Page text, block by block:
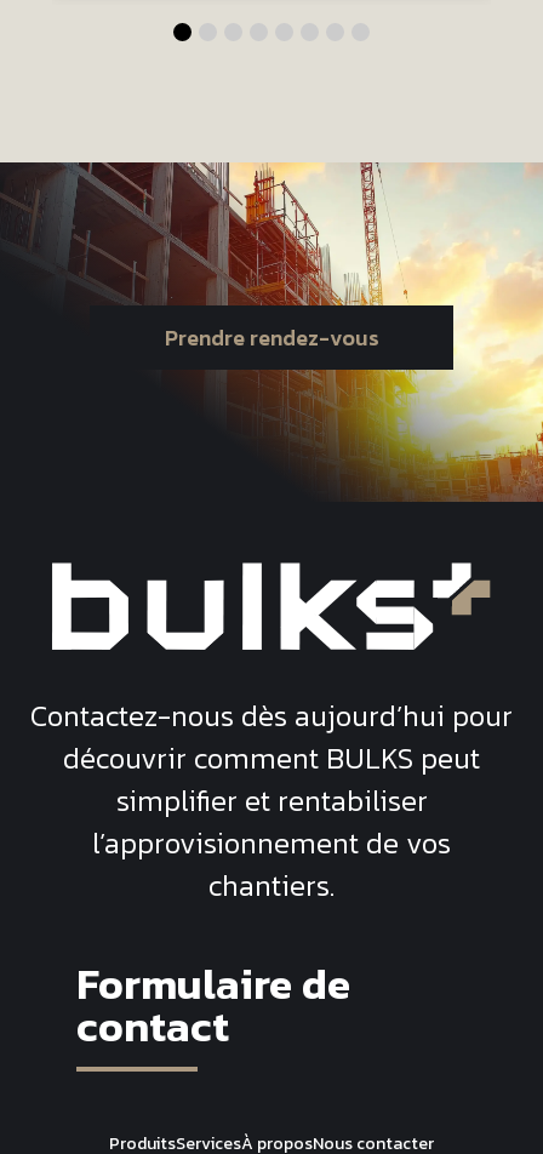
Prendre rendez-vous
Contactez-nous dès aujourd’hui pour
découvrir comment BULKS peut
simplifier et rentabiliser
l’approvisionnement de vos
chantiers.
Formulaire de
contact
ProduitsServicesÀ proposNous contacter